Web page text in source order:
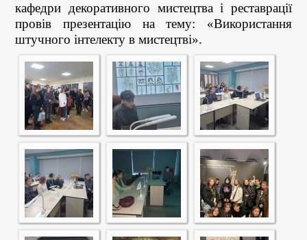
кафедри декоративного мистецтва і реставрації
провів презентацію на тему: «Використання
штучного інтелекту в мистецтві».